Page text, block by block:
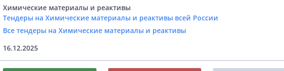
Химические материалы и реактивы
Тендеры на Химические материалы и реактивы всей России
Все тендеры на Химические материалы и реактивы
16.12.2025